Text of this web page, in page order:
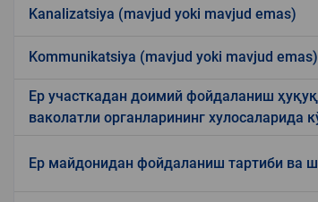
Kanalizatsiya (mavjud yoki mavjud emas)
Kommunikatsiya (mavjud yoki mavjud emas)
Ер участкадан доимий фойдаланиш
ваколатли органларининг хулосаларида
Ер майдонидан фойдаланиш тартиби ва